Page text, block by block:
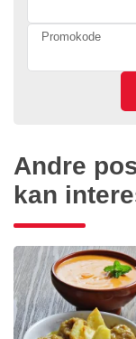
Promokode
Andre
kan